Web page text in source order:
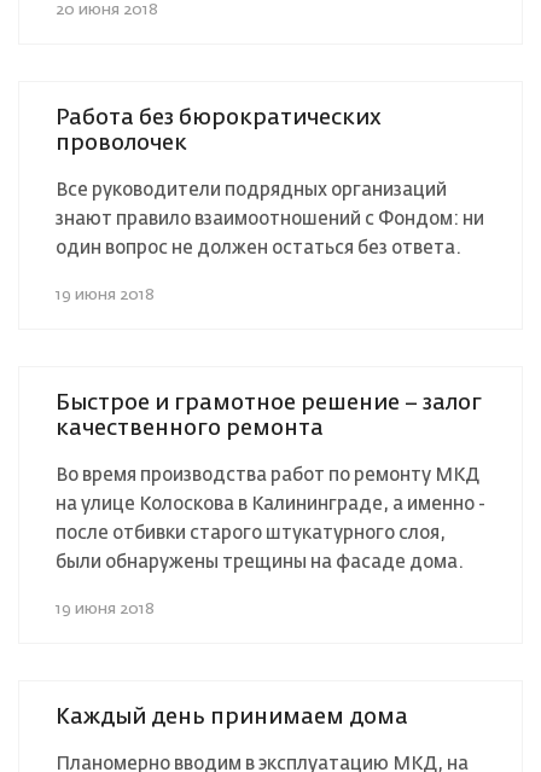
20 июня 2018
Работа без бюрократических
проволочек
Все руководители подрядных организаций
знают правило взаимоотношений с Фондом: ни
один вопрос не должен остаться без ответа.
19 июня 2018
Быстрое и грамотное решение – залог
качественного ремонта
Во время производства работ по ремонту МКД
на улице Колоскова в Калининграде, а именно -
после отбивки старого штукатурного слоя,
были обнаружены трещины на фасаде дома.
19 июня 2018
Каждый день принимаем дома
Планомерно вводим в эксплуатацию МКД, на